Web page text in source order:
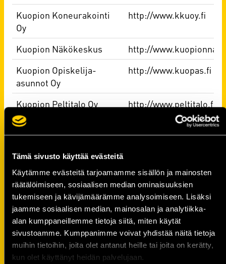
Tämä sivusto käyttää evästeitä
Käytämme evästeitä tarjoamamme sisällön ja mainosten
räätälöimiseen, sosiaalisen median ominaisuuksien
tukemiseen ja kävijämäärämme analysoimiseen. Lisäksi
jaamme sosiaalisen median, mainosalan ja analytiikka-
alan kumppaneillemme tietoja siitä, miten käytät
sivustoamme. Kumppanimme voivat yhdistää näitä tietoja
muihin tietoihin, joita olet antanut heille tai joita on kerätty,
kun olet käyttänyt heidän palvelujaan.
Kuopion Koneurakointi
Oy
http://www.kkuoy.fi
Kuopion Näkökeskus
http://
Kuopion Opiskelija-
asunnot Oy
http://www.kuopas.fi
Kuopion Peltitalo Oy
http://www.peltitalo.fi
Kuopion Putkiapu Oy
http://www.putkiapu.fi
Kuopion Pysäköinti Oy
https://
Kuopion
Rakenneasennus Oy
https://
Kuopion Taksiykköset Oy
http://www.taksi1.fi
Kuopion Teho-Louhinta
Oy
http://www.teho-